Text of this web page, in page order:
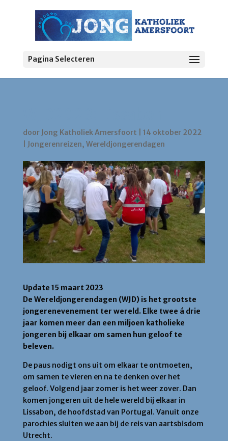
Pagina Selecteren
door Jong Katholiek Amersfoort
14 oktober 2022
Jongerenreizen, Wereldjongerendagen
Update 15 maart 2023
De Wereldjongerendagen (WJD) is het grootste
jongerenevenement ter wereld. Elke twee á drie
jaar komen meer dan een miljoen katholieke
jongeren bij elkaar om samen hun geloof te
beleven.
De paus nodigt ons uit om elkaar te ontmoeten,
om samen te vieren en na te denken over het
geloof. Volgend jaar zomer is het weer zover. Dan
komen jongeren uit de hele wereld bij elkaar in
Lissabon, de hoofdstad van Portugal. Vanuit onze
parochies sluiten we aan bij de reis van aartsbisdom
Utrecht.